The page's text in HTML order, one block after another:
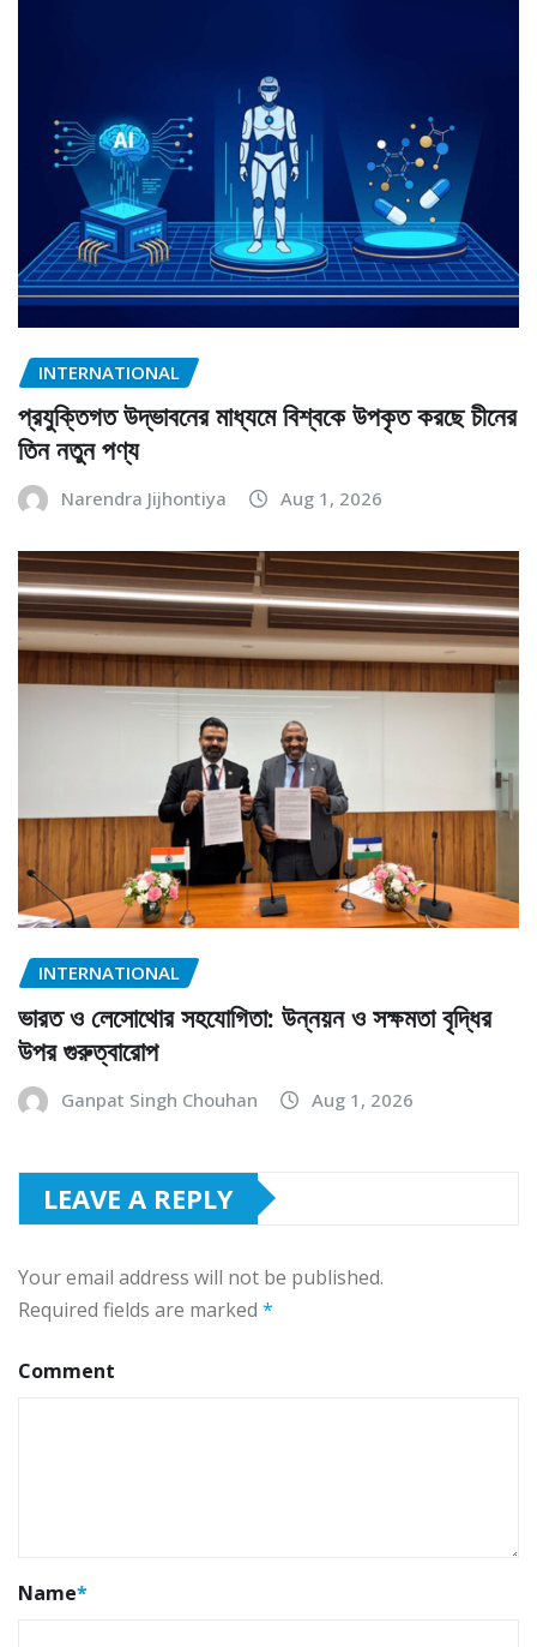
INTERNATIONAL
প্রযুক্তিগত উদ্ভাবনের মাধ্যমে বিশ্বকে উপকৃত করছে চীনের
তিন নতুন পণ্য
Narendra Jijhontiya Aug 1, 2026
INTERNATIONAL
ভারত ও লেসোথোর সহযোগিতা: উন্নয়ন ও সক্ষমতা বৃদ্ধির
উপর গুরুত্বারোপ
Ganpat Singh Chouhan Aug 1, 2026
LEAVE A REPLY
Your email address will not be published.
Required fields are marked *
Comment
Name*